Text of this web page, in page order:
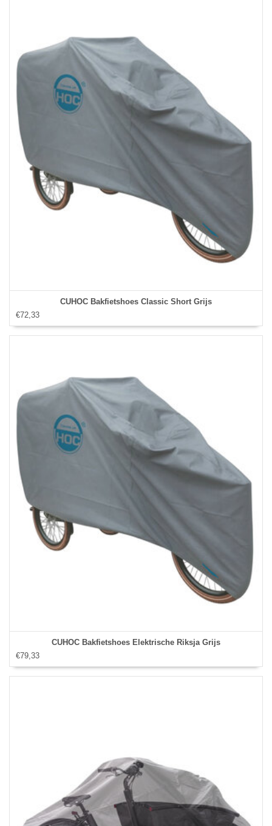
CUHOC Bakfietshoes Classic Short Grijs
€72,33
CUHOC Bakfietshoes Elektrische Riksja Grijs
€79,33